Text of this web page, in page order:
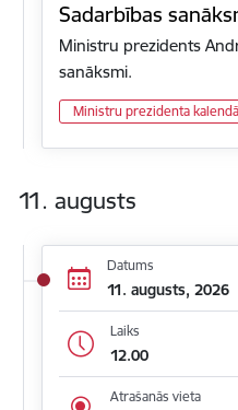
Sadarbības
Ministru prezidents
sanāksmi.
Ministru prezidenta
11. augusts
Datums
11. augusts, 2026
Laiks
12.00
Atrašanās vieta